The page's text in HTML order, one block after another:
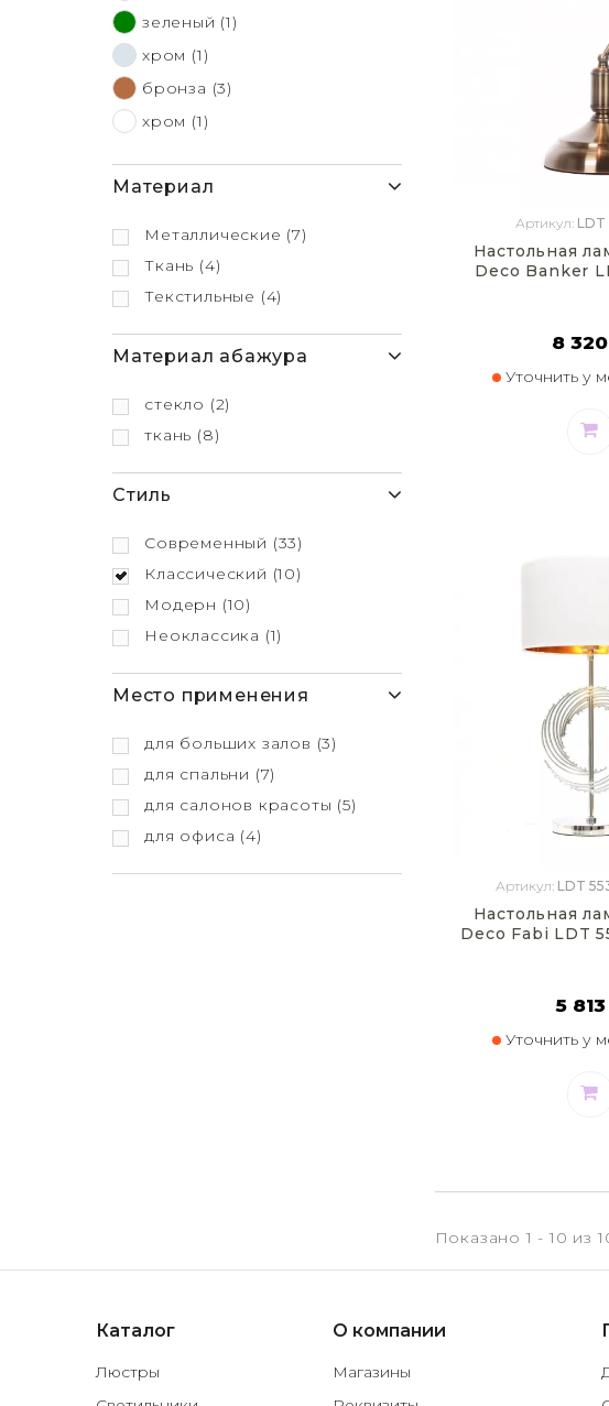
зеленый (1)
хром (1)
бронза (3)
хром (1)
Материал
Металлические (7)
Ткань (4)
Текстильные (4)
Материал абажура
стекло (2)
ткань (8)
Стиль
Современный (33)
Классический (10)
Модерн (10)
Неоклассика (1)
Место применения
для больших залов (3)
для спальни (7)
для салонов красоты (5)
для офиса (4)
Артикул:
Настольная
Deco Banker
8
Уточнить у
Артикул: LDT
Настольная
Deco Fabi LDT
5
Уточнить у
Показано 1 - 10 из
Каталог
Люстры
О компании
Магазины